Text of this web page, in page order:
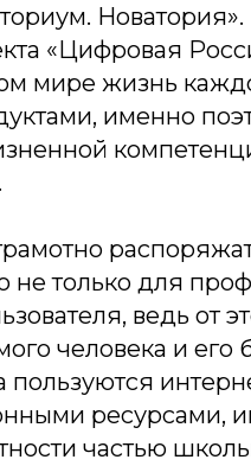
«Цифровая
мире жизнь
именно
не только для
ведь от
человека и
пользуются
ресурсами,
частью